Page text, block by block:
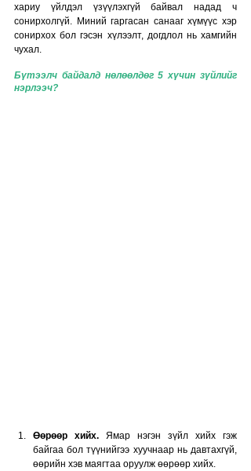
хариу үйлдэл үзүүлэхгүй байвал надад ч
сонирхолгүй. Миний гаргасан санааг хүмүүс хэр
сонирхох бол гэсэн хүлээлт, догдлол нь хамгийн
чухал.
Бүтээлч байдалд нөлөөлдөг 5 хүчин зүйлийг
нэрлээч?
Өөрөөр хийх.
Ямар нэгэн зүйл хийх гэж
байгаа бол түүнийгээ хуучнаар нь давтахгүй,
өөрийн хэв маягтаа оруулж өөрөөр хийх.